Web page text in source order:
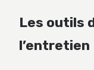
Les outils
l’entretien